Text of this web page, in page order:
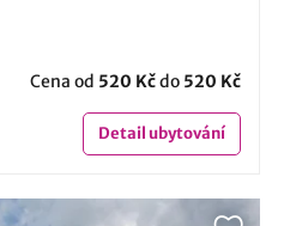
Cena od 520 Kčdo 520 Kč
Detailubytování